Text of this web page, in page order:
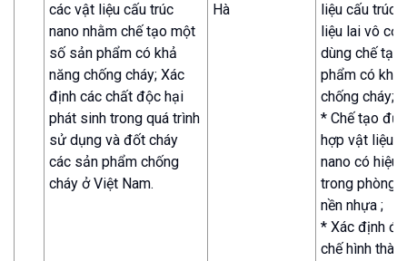
các vật liệu cấu trúc
nano nhằm chế tạo một
số sản phẩm có khả
năng chống cháy; Xác
định các chất độc hại
phát sinh trong quá trình
sử dụng và đốt cháy
các sản phẩm chống
cháy ở Việt Nam.
Hà
liệu cấu trúc
liệu lai vô
dùng chế tạo
phẩm có khả
chống cháy;
* Chế tạo
hợp vật liệu
nano có hiệu
trong phòng
nền nhựa ;
* Xác định
chế hình